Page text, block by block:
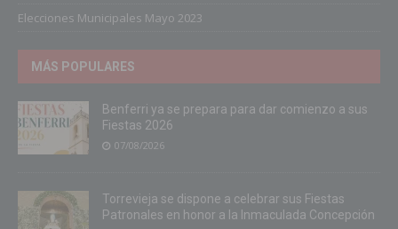
Elecciones Municipales Mayo 2023
MÁS POPULARES
Benferri ya se prepara para dar comienzo a sus
Fiestas 2026
07/08/2026
Torrevieja se dispone a celebrar sus Fiestas
Patronales en honor a la Inmaculada Concepción